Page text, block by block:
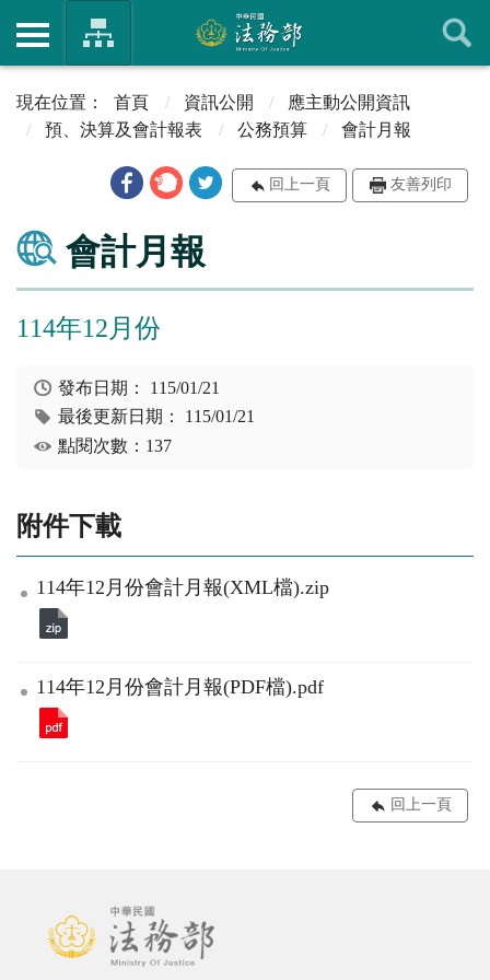
首頁 資訊公開
應主動公開資訊
預、決算及會計報表
公務預算 會計月報
回上一頁 友善列印
會計月報
114年12月份
發布日期： 115/01/21
最後更新日期： 115/01/21
點閱次數：137
附件下載
114年12月份會計月報(XML檔).zip
114年12月份會計月報(PDF檔).pdf
回上一頁